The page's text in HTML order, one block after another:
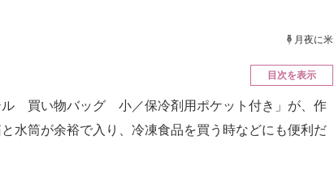
月夜に米
目次を表示
買い物バッグ 小／保冷剤用ポケット付き」が、作
水筒が余裕で入り、冷凍食品を買う時などにも便利だ